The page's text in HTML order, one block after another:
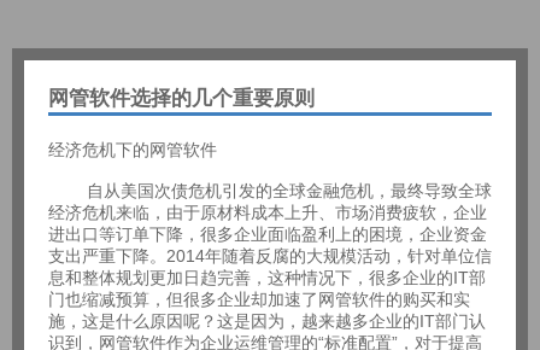
网管软件选择的几个重要原则
经济危机下的网管软件
自从美国次债危机引发的全球金融危机，最终导致全球
经济危机来临，由于原材料成本上升、市场消费疲软，企业
进出口等订单下降，很多企业面临盈利上的困境，企业资金
支出严重下降。2014年随着反腐的大规模活动，针对单位信
息和整体规划更加日趋完善，这种情况下，很多企业的IT部
门也缩减预算，但很多企业却加速了网管软件的购买和实
施，这是什么原因呢？这是因为，越来越多企业的IT部门认
识到，网管软件作为企业运维管理的“标准配置”，对于提高